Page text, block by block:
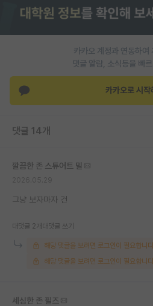
이벤트
반도체 아카데미
카카오 계정과 연동하여
댓글 알람, 소식등을 빠
카카오로 시작
댓글 14개
깔끔한 존 스튜어트 밀
그냥 보자마자 건
대댓글 2개 대댓글 쓰기
해당 댓글을 보려면 로그인이 필요합니
해당 댓글을 보려면 로그인이 필요합니
세심한 존 필즈